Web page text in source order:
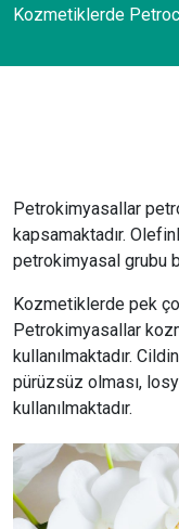
Kozmetiklerde
Petrokimyasallar
kapsamaktadır.
petrokimyasal grubu
Kozmetiklerde pek
Petrokimyasallar
kullanılmaktadır.
pürüzsüz olması,
kullanılmaktadır.